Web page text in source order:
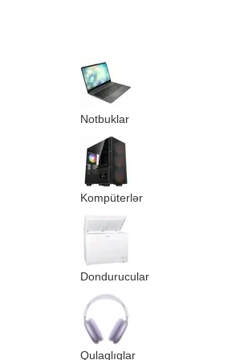
Notbuklar
Kompüterlər
Dondurucular
Qulaqlıqlar